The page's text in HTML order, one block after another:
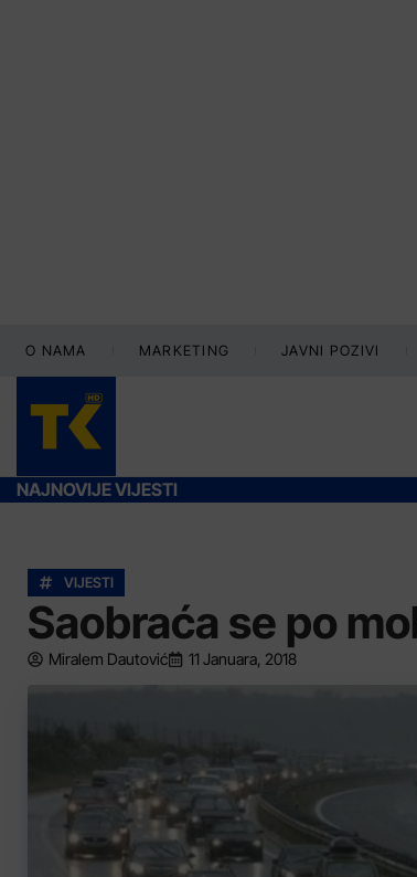
O NAMA MARKETING JAVNI POZIVI
NAJNOVIJE VIJESTI
VIJESTI
Saobraća se po
Miralem Dautović 11 Januara, 2018